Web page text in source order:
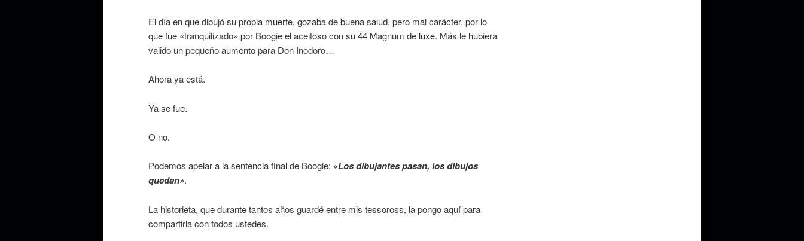
El día en que dibujó su propia muerte, gozaba de buena salud, pero mal carácter, por lo
que fue «tranquilizado» por Boogie el aceitoso con su 44 Magnum de luxe. Más le hubiera
valido un pequeño aumento para Don Inodoro…
Ahora ya está.
Ya se fue.
O no.
Podemos apelar a la sentencia final de Boogie: «Los dibujantes pasan, los dibujos
quedan».
La historieta, que durante tantos años guardé entre mis tessoross, la pongo aquí para
compartirla con todos ustedes.